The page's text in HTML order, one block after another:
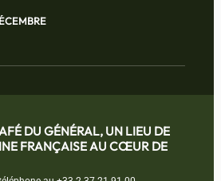
DU GÉNÉRAL, UN LIEU DE
FRANÇAISE AU CŒUR DE